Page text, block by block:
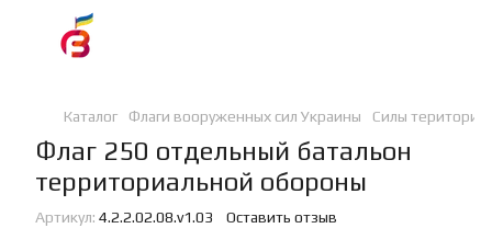
Каталог Флаги вооруженных сил Украины Силы
Флаг 250 отдельный батальон
территориальной обороны
Артикул: 4.2.2.02.08.v1.03 Оставить отзыв